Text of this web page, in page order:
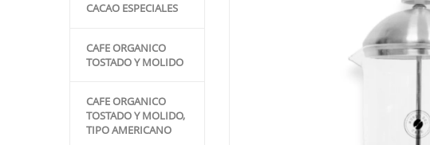
CACAO ESPECIALES
CAFE ORGANICO
TOSTADO Y MOLIDO
CAFE ORGANICO
TOSTADO Y MOLIDO,
TIPO AMERICANO